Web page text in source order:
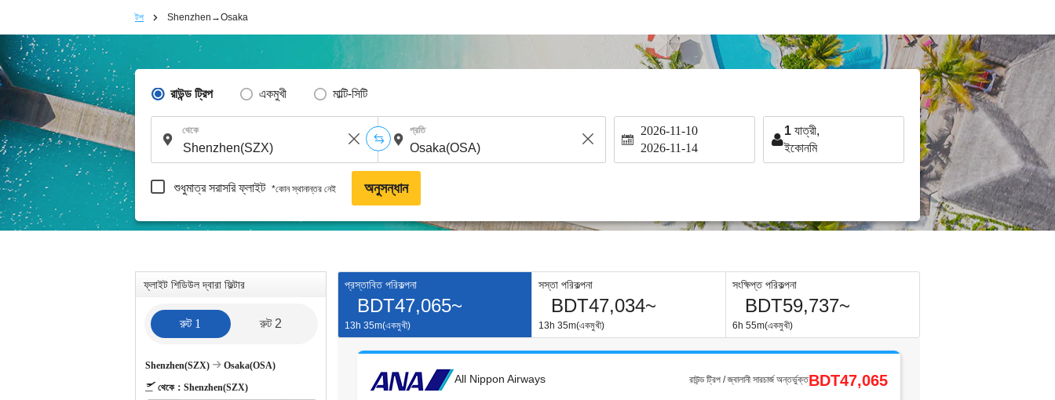
টপ Shenzhen→Osaka
রাউন্ড ট্রিপ একমুখী মাল্টি-সিটি
থেকে প্রতি 2026-11-10
2026-11-14
1 যাত্রী,
ইকোনমি
শুধুমাত্র সরাসরি ফ্লাইট *কোন স্থানান্তর নেই অনুসন্ধান
ফ্লাইট শিডিউল দ্বারা ফিল্টার
রুট 1 রুট 2
Shenzhen(SZX)
Osaka(OSA)
থেকে： Shenzhen(SZX)
প্রস্তাবিত পরিকল্পনা
BDT47,065~
13h 35m(একমুখী)
সস্তা পরিকল্পনা
BDT47,034~
13h 35m(একমুখী)
সংক্ষিপ্ত পরিকল্পনা
BDT59,737~
6h 55m(একমুখী)
All Nippon Airways রাউন্ড ট্রিপ / জ্বালানী সারচার্জ অন্তর্ভুক্তBDT47,065